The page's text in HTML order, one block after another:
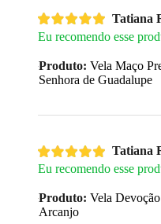
Tatiana
Eu recomendo esse
Produto: Vela Maço
Senhora de Guadalupe
Tatiana
Eu recomendo esse
Produto: Vela
Arcanjo